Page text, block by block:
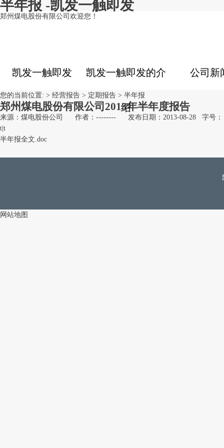
半年报 -凯发一触即发
郑州煤电股份有限公司欢迎您！
凯发一触即发 凯发一触即发的介
绍
公司新
您的当前位置: > 经营报告 > 定期报告 > 半年报
郑州煤电股份有限公司2013年半年度报告
来源：煤电股份公司 作者：-------- 发布日期：2013-08-28
字号：
t t
半年报全文.doc
网站地图